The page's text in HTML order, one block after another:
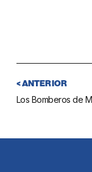
< ANTERIOR